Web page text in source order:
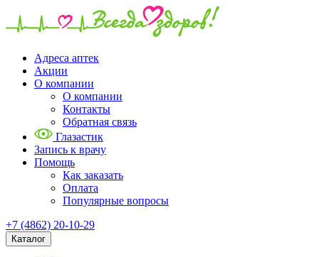
Адреса аптек
Акции
О компании
О компании
Контакты
Обратная связь
Глазастик
Запись к врачу
Помощь
Как заказать
Оплата
Популярные вопросы
+7 (4862) 20-10-29
Каталог